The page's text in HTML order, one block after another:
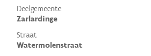
Deelgemeente
Zarlardinge
Straat
Watermolenstraat